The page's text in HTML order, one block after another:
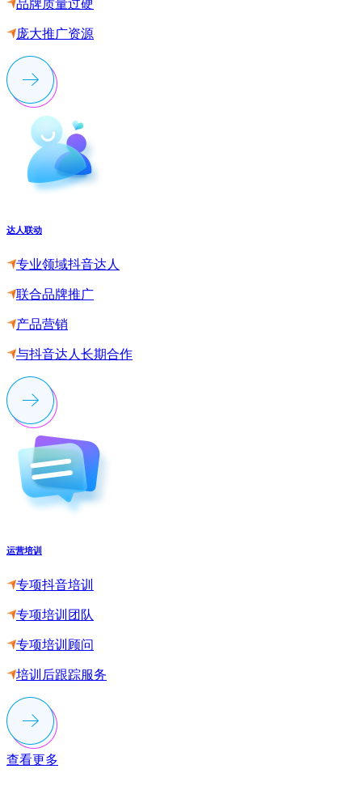
品牌质量过硬
庞大推广资源
达人联动
专业领域抖音达人
联合品牌推广
产品营销
与抖音达人长期合作
运营培训
专项抖音培训
专项培训团队
专项培训顾问
培训后跟踪服务
查看更多